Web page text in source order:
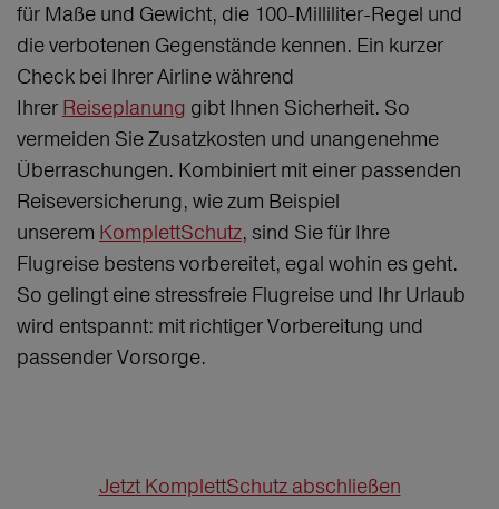
für Maße und Gewicht, die 100-Milliliter-Regel und
die verbotenen Gegenstände kennen. Ein kurzer
Check bei Ihrer Airline während
Ihrer Reiseplanung gibt Ihnen Sicherheit. So
vermeiden Sie Zusatzkosten und unangenehme
Überraschungen. Kombiniert mit einer passenden
Reiseversicherung, wie zum Beispiel
unserem KomplettSchutz, sind Sie für Ihre
Flugreise bestens vorbereitet, egal wohin es geht.
So gelingt eine stressfreie Flugreise und Ihr Urlaub
wird entspannt: mit richtiger Vorbereitung und
passender Vorsorge.
Jetzt KomplettSchutz abschließen